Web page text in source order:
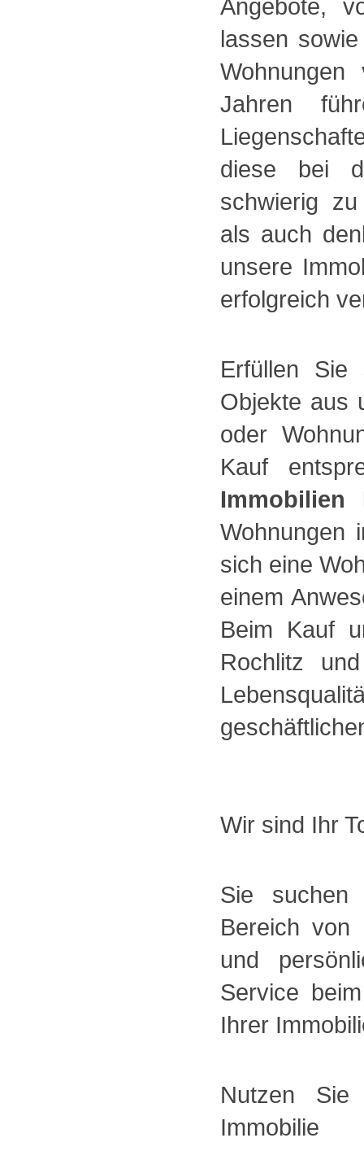
Angebote,
lassen
Jahren
diese bei
schwierig
als auch
unsere
erfolgreich
Erfüllen Sie
Objekte aus
oder
Kauf
Immobilien
Wohnungen
sich eine
einem
Beim Kauf
Rochlitz
Wir sind Ihr
Sie suchen
Bereich von
und
Service
Ihrer
Nutzen
Immobilie